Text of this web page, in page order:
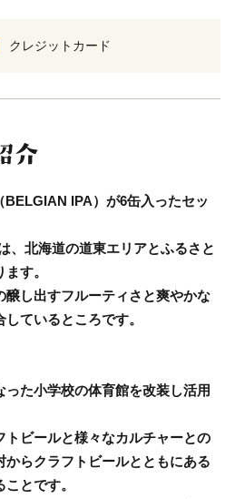
クレジットカード
IPA）が6缶入ったセッ
、北海道の道東エリアとふるさと
す。
醸し出すフルーティさと爽やかな
ているところです。
た小学校の体育館を改装し活用
トビールと様々なカルチャーとの
からクラフトビールとともにある
とです。